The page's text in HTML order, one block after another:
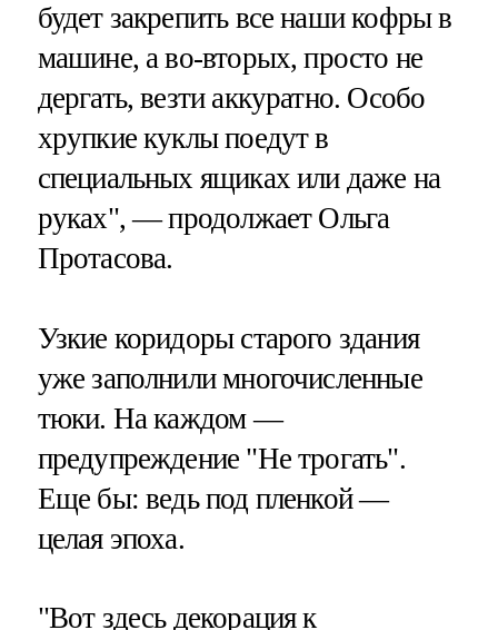
будет закрепить все наши кофры в
машине, а во-вторых, просто не
дергать, везти аккуратно. Особо
хрупкие куклы поедут в
специальных ящиках или даже на
руках", — продолжает Ольга
Протасова.
Узкие коридоры старого здания
уже заполнили многочисленные
тюки. На каждом —
предупреждение "Не трогать".
Еще бы: ведь под пленкой —
целая эпоха.
"Вот здесь декорация к